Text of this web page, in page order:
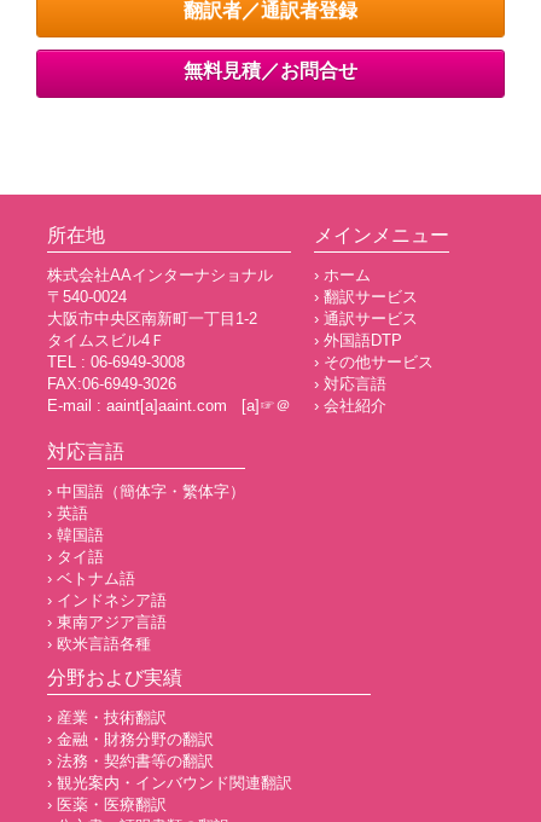
翻訳者／通訳者登録
無料見積／お問合せ
所在地
株式会社AAインターナショナル
〒540-0024
大阪市中央区南新町一丁目1-2
タイムスビル4Ｆ
TEL : 06-6949-3008
FAX:06-6949-3026
E-mail : aaint[a]aaint.com [a]☞＠
メインメニュー
› ホーム
› 翻訳サービス
› 通訳サービス
› 外国語DTP
› その他サービス
› 対応言語
› 会社紹介
対応言語
› 中国語（簡体字・繁体字）
› 英語
› 韓国語
› タイ語
› ベトナム語
› インドネシア語
› 東南アジア言語
› 欧米言語各種
分野および実績
› 産業・技術翻訳
› 金融・財務分野の翻訳
› 法務・契約書等の翻訳
› 観光案内・インバウンド関連翻訳
› 医薬・医療翻訳